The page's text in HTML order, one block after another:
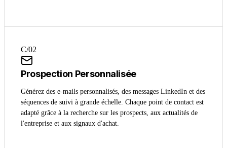
C/02
Prospection Personnalisée
Générez des e-mails personnalisés, des messages LinkedIn et des
séquences de suivi à grande échelle. Chaque point de contact est
adapté grâce à la recherche sur les prospects, aux actualités de
l'entreprise et aux signaux d'achat.